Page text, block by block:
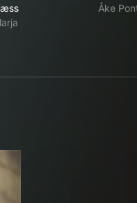
Åke